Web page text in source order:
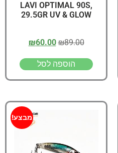
LAVI OPTIMAL 90S,
29.5GR UV & GLOW
₪89.00
₪60.00
הוספה לסל
מבצע!